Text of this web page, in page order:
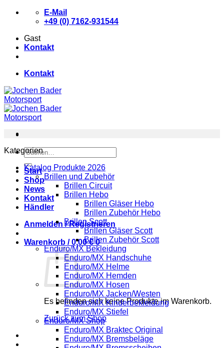
Zum
E-Mail
+49 (0) 7162-931544
Gast
Kontakt
Kontakt
Suchen
nach:
Start
Shop
News
Kontakt
Händler
Anmelden / Registrieren
Warenkorb /0,00€ 0
Es befinden sich keine Produkte im Warenkorb.
Zurück zum Shop
Kategorien
Katalog Produkte 2026
Brillen und Zubehör
Brillen Circuit
Brillen Hebo
Brillen Gläser Hebo
Brillen Zubehör Hebo
Brillen Scott
Brillen Gläser Scott
Brillen Zubehör Scott
Enduro/MX Bekleidung
Enduro/MX Handschuhe
Enduro/MX Helme
Enduro/MX Hemden
Enduro/MX Hosen
Enduro/MX Jacken/Westen
Enduro/MX Kinderbekleidung
Enduro/MX Stiefel
Enduro/MX Shop
Enduro/MX Braktec Original
Enduro/MX Bremsbeläge